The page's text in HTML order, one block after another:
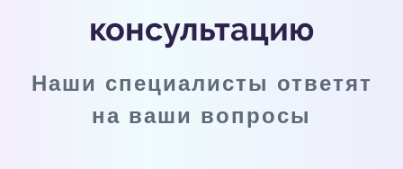
консультацию
Наши специалисты ответят
на ваши вопросы